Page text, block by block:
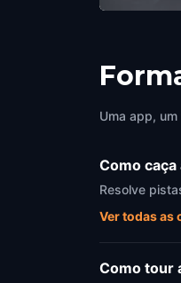
Uma app,
Como
Resolve
Ver todas as
Como tour